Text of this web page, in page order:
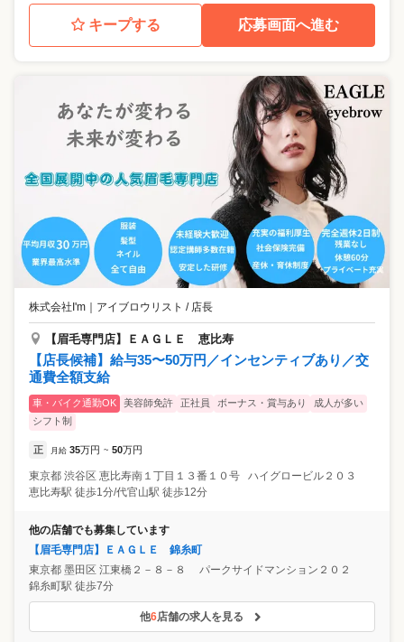
キープする 応募画面へ進む
株式会社I'm ｜ アイブロウリスト / 店長
【眉毛専門店】ＥＡＧＬＥ 恵比寿
【店長候補】給与35〜50万円／インセンティブあり／交
通費全額支給
車・バイク通勤OK 美容師免許 正社員 ボーナス・賞与あり
成人が多い
シフト制
正 月給 35万円 ~ 50万円
東京都 渋谷区 恵比寿南１丁目１３番１０号 ハイグロービル２０３
恵比寿駅 徒歩1分/代官山駅 徒歩12分
他の店舗でも募集しています
【眉毛専門店】ＥＡＧＬＥ 錦糸町
東京都 墨田区 江東橋２－８－８ パークサイドマンション２０２
錦糸町駅 徒歩7分
他6店舗の求人を見る